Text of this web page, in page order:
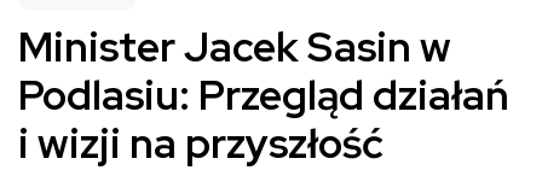
Minister Jacek Sasin w
Podlasiu: Przegląd działań
i wizji na przyszłość